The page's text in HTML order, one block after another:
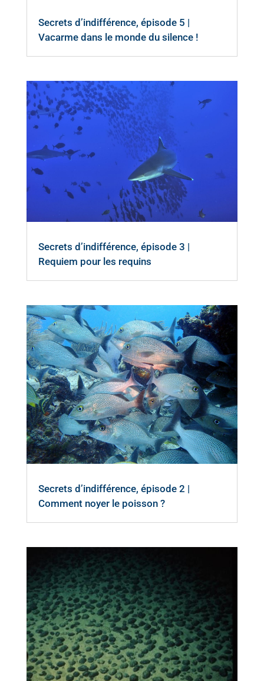
Secrets d’indifférence, épisode 5 |
Vacarme dans le monde du silence !
Secrets d’indifférence, épisode 3 |
Requiem pour les requins
Secrets d’indifférence, épisode 2 |
Comment noyer le poisson ?